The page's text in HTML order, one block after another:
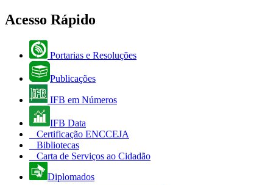
Acesso Rápido
Portarias e Resoluções
Publicações
IFB em Números
IFB Data
Certificação ENCCEJA
Bibliotecas
Carta de Serviços ao Cidadão
Diplomados